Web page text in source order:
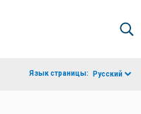
Язык страницы: Русский